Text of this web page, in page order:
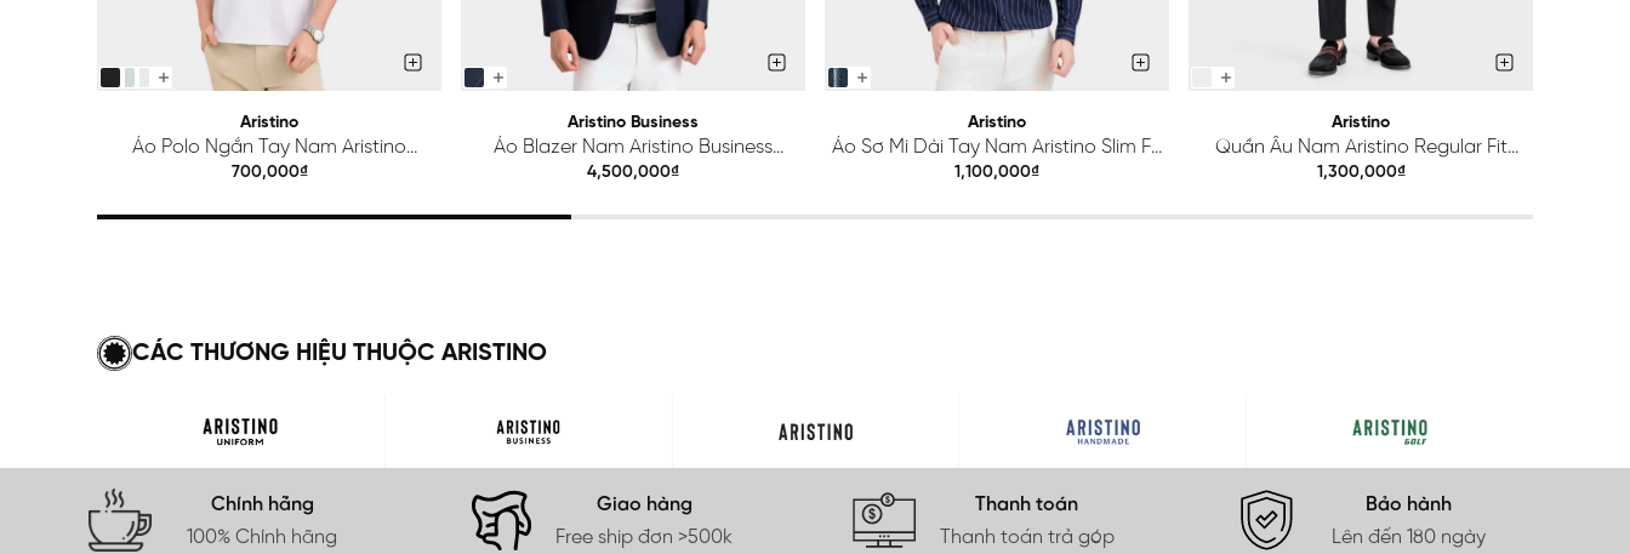
Aristino
Áo Polo Ngắn Tay Nam Aristino
Regular APS615EDP01
700,000₫
Aristino Business
Áo Blazer Nam Aristino Business
Premio 1BZ201S0H2
4,500,000₫
Aristino
Áo Sơ Mi Dài Tay Nam Aristino Slim Fit
ALS425S0H2
1,100,000₫
Aristino
Quần Âu Nam Aristino Regular Fit
ATR203S0H2
1,300,000₫
CÁC THƯƠNG HIỆU THUỘC ARISTINO
Chính hãng
100% Chính hãng
Giao hàng
Free ship đơn >500k
Thanh toán
Thanh toán trả góp
Bảo hành
Lên đến 180 ngày